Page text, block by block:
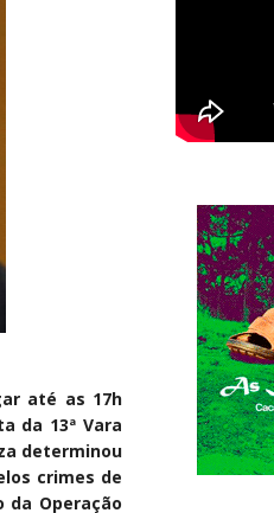
até as 17h
da 13ª Vara
determinou
crimes de
Operação